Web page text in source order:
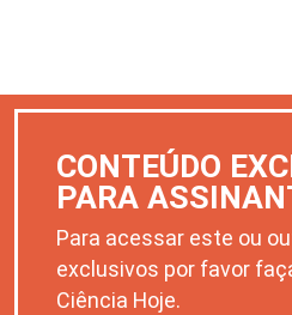
CONTEÚDO
PARA
Para acessar este ou
exclusivos por favor
Ciência Hoje.